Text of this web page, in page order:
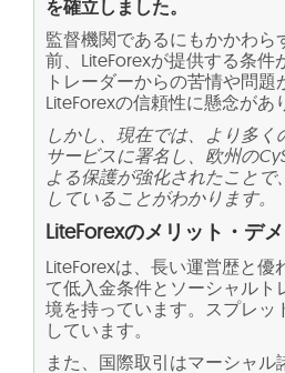
を確立しました。
監督機関であるにもかかわら
前、LiteForexが提供する条件
トレーダーからの苦情や問題
LiteForexの信頼性に懸念があ
しかし、現在では、より多く
サービスに署名し、欧州の
よる保護が強化されたことで
していることがわかります。
LiteForexのメリット・デ
LiteForexは、長い運営歴と優
て低入金条件とソーシャルト
境を持っています。スプレッ
しています。
また、国際取引はマーシャル